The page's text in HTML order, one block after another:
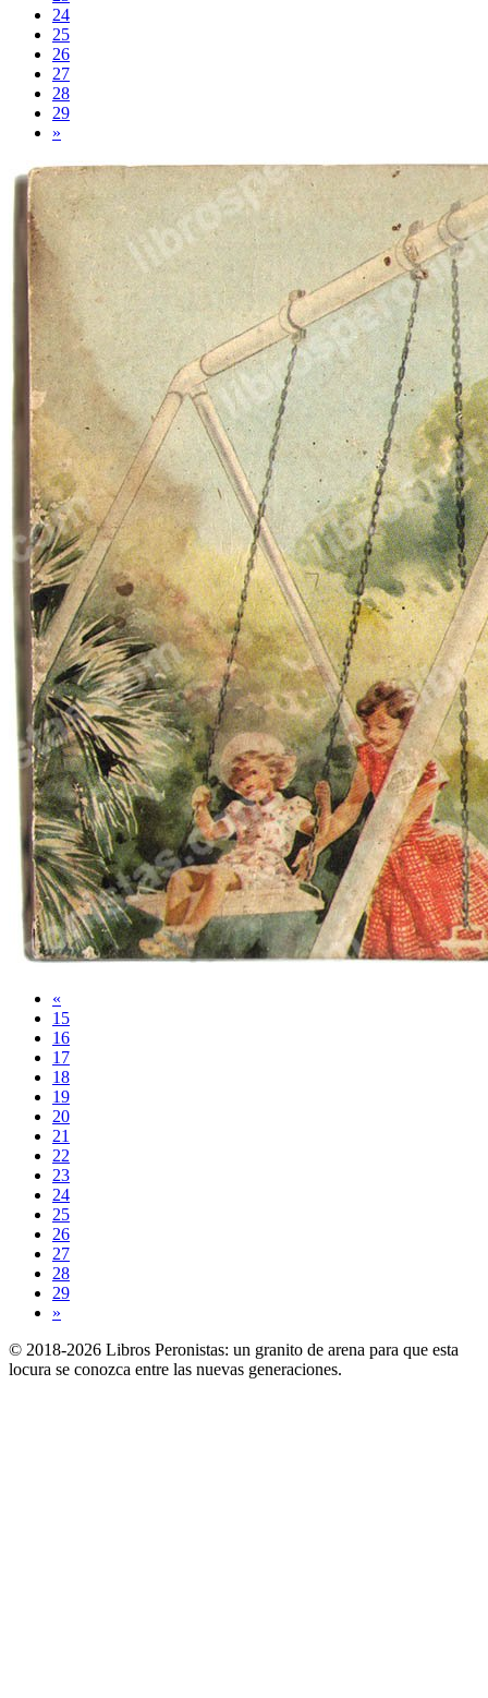
24
25
26
27
28
29
»
«
15
16
17
18
19
20
21
22
23
24
25
26
27
28
29
»
© 2018-2026 Libros Peronistas: un granito de arena para que esta
locura se conozca entre las nuevas generaciones.